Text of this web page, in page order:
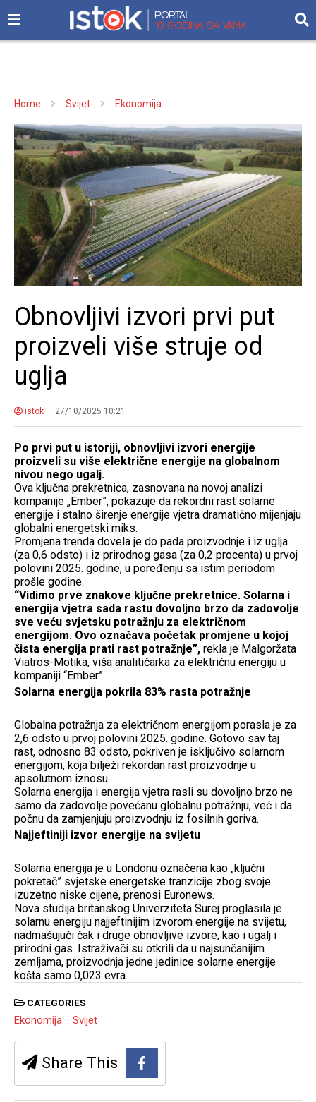
Home Svijet Ekonomija
Obnovljivi izvori prvi put
proizveli više struje od
uglja
istok 27/10/2025 10:21
Po prvi put u istoriji, obnovljivi izvori energije
proizveli su više električne energije na globalnom
nivou nego ugalj.
Ova ključna prekretnica, zasnovana na novoj analizi
kompanije „Ember”, pokazuje da rekordni rast solarne
energije i stalno širenje energije vjetra dramatično mijenjaju
globalni energetski miks.
Promjena trenda dovela je do pada proizvodnje i iz uglja
(za 0,6 odsto) i iz prirodnog gasa (za 0,2 procenta) u prvoj
polovini 2025. godine, u poređenju sa istim periodom
prošle godine.
“Vidimo prve znakove ključne prekretnice. Solarna i
energija vjetra sada rastu dovoljno brzo da zadovolje
sve veću svjetsku potražnju za električnom
energijom. Ovo označava početak promjene u kojoj
čista energija prati rast potražnje”, rekla je Malgoržata
Viatros-Motika, viša analitičarka za električnu energiju u
kompaniji “Ember”.
Solarna energija pokrila 83% rasta potražnje
Globalna potražnja za električnom energijom porasla je za
2,6 odsto u prvoj polovini 2025. godine. Gotovo sav taj
rast, odnosno 83 odsto, pokriven je isključivo solarnom
energijom, koja bilježi rekordan rast proizvodnje u
apsolutnom iznosu.
Solarna energija i energija vjetra rasli su dovoljno brzo ne
samo da zadovolje povećanu globalnu potražnju, već i da
počnu da zamjenjuju proizvodnju iz fosilnih goriva.
Najjeftiniji izvor energije na svijetu
Solarna energija je u Londonu označena kao „ključni
pokretač” svjetske energetske tranzicije zbog svoje
izuzetno niske cijene, prenosi Euronews.
Nova studija britanskog Univerziteta Surej proglasila je
solarnu energiju najjeftinijim izvorom energije na svijetu,
nadmašujući čak i druge obnovljive izvore, kao i ugalj i
prirodni gas. Istraživači su otkrili da u najsunčanijim
zemljama, proizvodnja jedne jedinice solarne energije
košta samo 0,023 evra.
CATEGORIES
Ekonomija Svijet
Share This